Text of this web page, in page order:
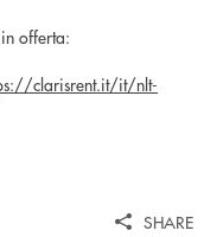
offerta:
clarisrent.it/it/nlt-
SHARE